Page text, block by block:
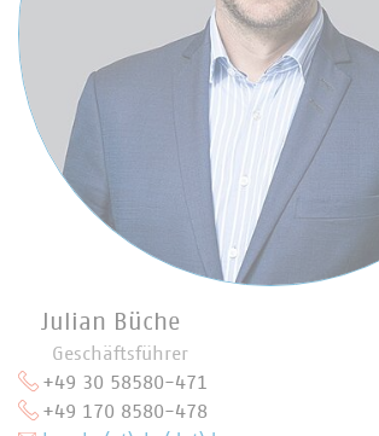
Julian Büche
Geschäftsführer
+49 30 58580-471
+49 170 8580-478